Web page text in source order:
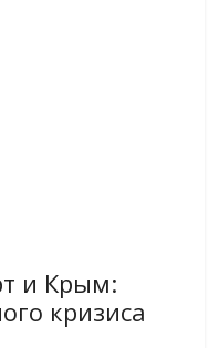
и Крым:
кризиса